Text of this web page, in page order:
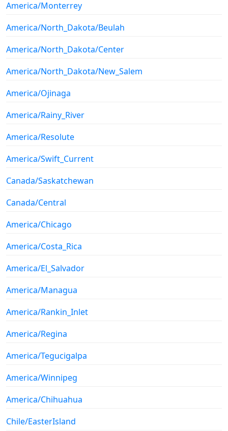
America/Monterrey
America/North_Dakota/Beulah
America/North_Dakota/Center
America/North_Dakota/New_Salem
America/Ojinaga
America/Rainy_River
America/Resolute
America/Swift_Current
Canada/Saskatchewan
Canada/Central
America/Chicago
America/Costa_Rica
America/El_Salvador
America/Managua
America/Rankin_Inlet
America/Regina
America/Tegucigalpa
America/Winnipeg
America/Chihuahua
Chile/EasterIsland